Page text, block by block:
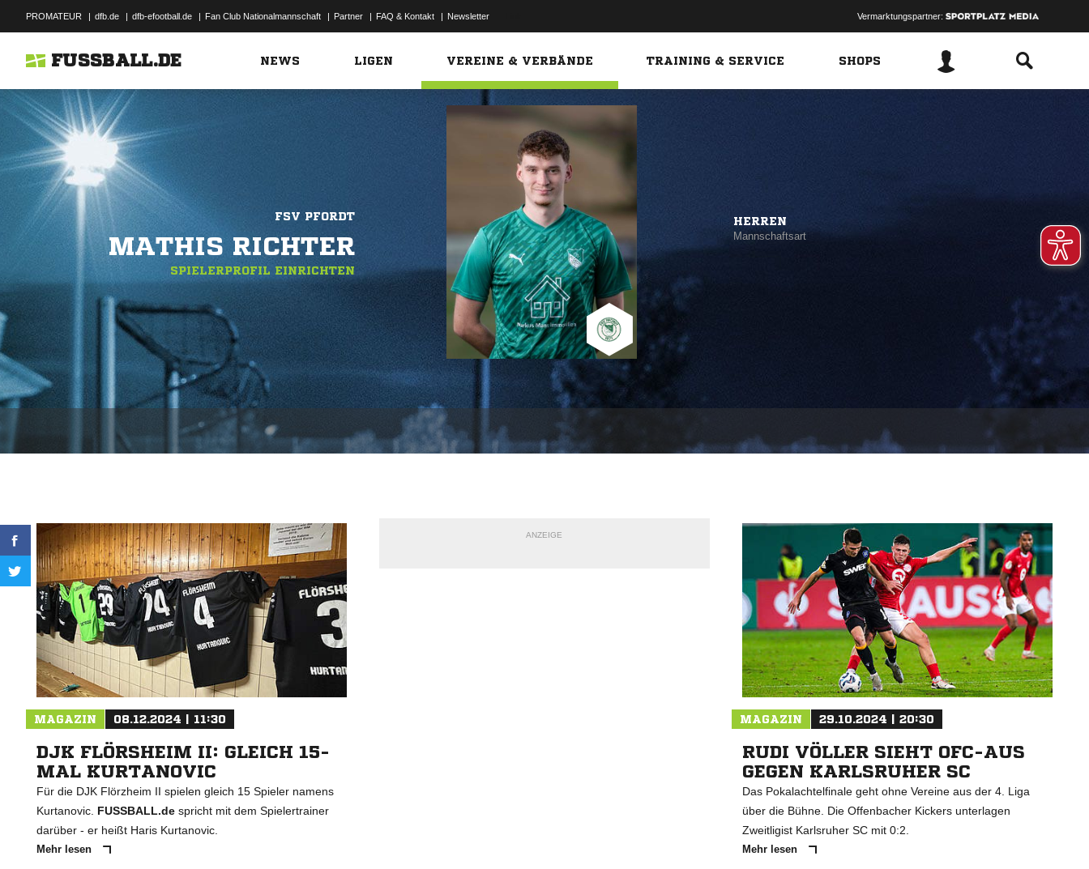
PROMATEUR | dfb.de | dfb-efootball.de | Fan Club Nationalmannschaft | Partner | FAQ & Kontakt | Newsletter Vermarktungspartner:
FUSSBALL.DE NEWS LIGEN VEREINE & VERBÄNDE TRAINING & SERVICE SHOPS
FSV PFORDT
MATHIS RICHTER
SPIELERPROFIL EINRICHTEN
HERREN
Mannschaftsart
MAGAZIN 08.12.2024 | 11:30
DJK FLÖRSHEIM II: GLEICH 15-
MAL KURTANOVIC
Für die DJK Flörzheim II spielen gleich 15 Spieler namens
Kurtanovic. FUSSBALL.de spricht mit dem Spielertrainer
darüber - er heißt Haris Kurtanovic.
Mehr lesen
ANZEIGE
MAGAZIN 29.10.2024 | 20:30
RUDI VÖLLER SIEHT OFC-AUS
GEGEN KARLSRUHER SC
Das Pokalachtelfinale geht ohne Vereine aus der 4. Liga
über die Bühne. Die Offenbacher Kickers unterlagen
Zweitligist Karlsruher SC mit 0:2.
Mehr lesen